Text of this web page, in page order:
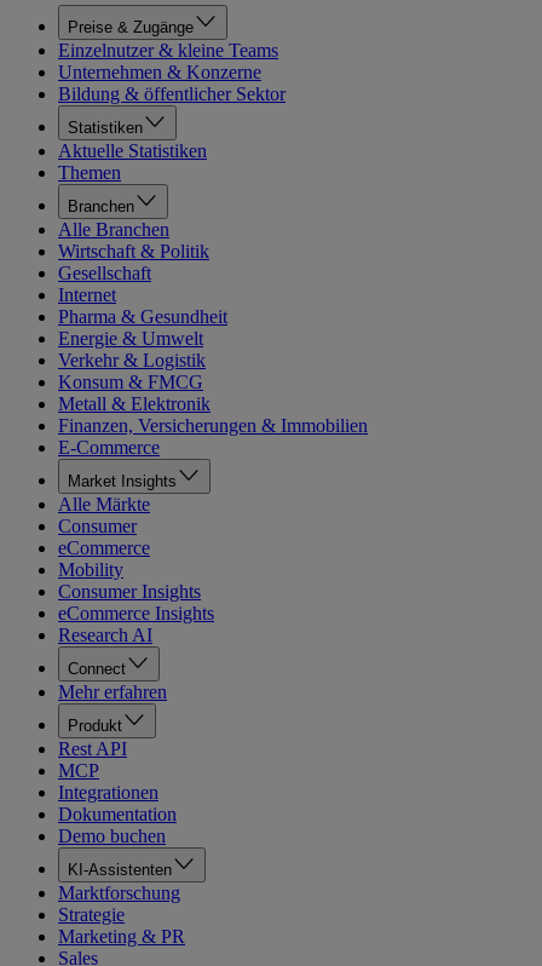
Preise & Zugänge
Einzelnutzer & kleine Teams
Unternehmen & Konzerne
Bildung & öffentlicher Sektor
Statistiken
Aktuelle Statistiken
Themen
Branchen
Alle Branchen
Wirtschaft & Politik
Gesellschaft
Internet
Pharma & Gesundheit
Energie & Umwelt
Verkehr & Logistik
Konsum & FMCG
Metall & Elektronik
Finanzen, Versicherungen & Immobilien
E-Commerce
Market Insights
Alle Märkte
Consumer
eCommerce
Mobility
Consumer Insights
eCommerce Insights
Research AI
Connect
Mehr erfahren
Produkt
Rest API
MCP
Integrationen
Dokumentation
Demo buchen
KI-Assistenten
Marktforschung
Strategie
Marketing & PR
Sales